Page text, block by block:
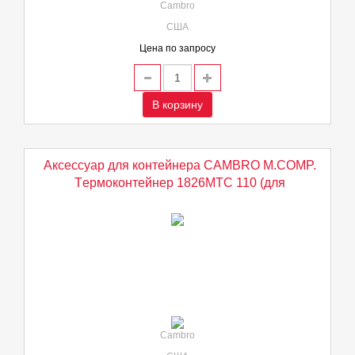
Cambro
США
Цена по запросу
В корзину
Аксессуар для контейнера CAMBRO M.COMP.
Tермоконтейнер 1826MTС 110 (для
Cambro